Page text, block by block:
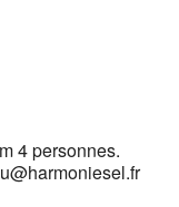
4 personnes.